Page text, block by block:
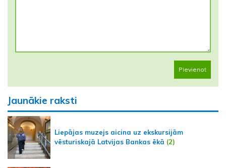
Pievienot
Jaunākie raksti
Liepājas muzejs aicina uz ekskursijām
vēsturiskajā Latvijas Bankas ēkā (2)